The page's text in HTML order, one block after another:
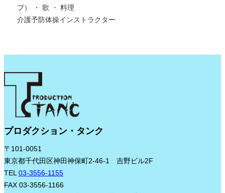
プ） ・ 歌 ・ 料理
介護予防体操インストラクター
プロダクション・タンク
〒101-0051
東京都千代田区神田神保町2-46-1 吉野ビル2F
TEL03-3556-1155
FAX 03-3556-1166